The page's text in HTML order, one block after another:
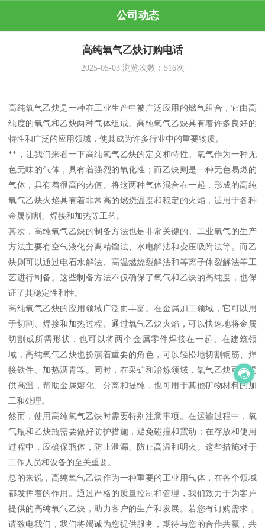
公司动态
高纯氧气乙炔订购电话
2025-05-03浏览次数： 516次
高纯氧气乙炔是一种在工业生产中被广泛应用的燃气组合，它由高
纯度的氧气和乙炔两种气体组成。高纯氧气乙炔具有着许多良好的
特性和广泛的应用领域，使其成为许多行业中的重要物质。
**，让我们来看一下高纯氧气乙炔的定义和特性。氧气作为一种无
色无味的气体，具有着强烈的氧化性；而乙炔则是一种无色易燃的
气体，具有着很高的热值。将这两种气体混合在一起，形成的高纯
氧气乙炔火焰具有着非常高的燃烧温度和稳定的火焰，适用于各种
金属切割、焊接和加热等工艺。
其次，高纯氧气乙炔的制备方法也是非常关键的。工业氧气的生产
方法主要有空气液化分离精馏法、水电解法和变压吸附法等。而乙
炔则可以通过电石水解法、高温燃烧裂解法和等离子体裂解法等工
艺进行制备。这些制备方法不仅确保了氧气和乙炔的高纯度，也保
证了其稳定性和性。
高纯氧气乙炔的应用领域广泛而丰富。在金属加工领域，它可以用
于切割、焊接和加热过程。通过氧气乙炔火焰，可以快速地将金属
切割成所需形状，也可以将两个金属零件焊接在一起。在建筑领
域，高纯氧气乙炔也扮演着重要的角色，可以轻松地切割钢筋、焊
接铁件、加热沥青等。同时，在采矿和冶炼领域，氧气乙炔可以提
供高温，帮助金属熔化、分离和提纯，也可用于其他矿物材料的加
工和处理。
然而，使用高纯氧气乙炔时需要特别注意事项。在运输过程中，氧
气瓶和乙炔瓶需要做好防护措施，避免碰撞和震动；在存放和使用
过程中，应确保瓶体，防止泄漏、防止高温和明火。这些措施对于
工作人员和设备的至关重要。
总的来说，高纯氧气乙炔作为一种重要的工业用气体，在各个领域
都发挥着的作用。通过严格的质量控制和管理，我们致力于为客户
提供的高纯氧气乙炔，助力客户的生产和发展。若您有订购需求，
请致电我们，我们将竭诚为您提供服务，期待与您的合作共赢，共